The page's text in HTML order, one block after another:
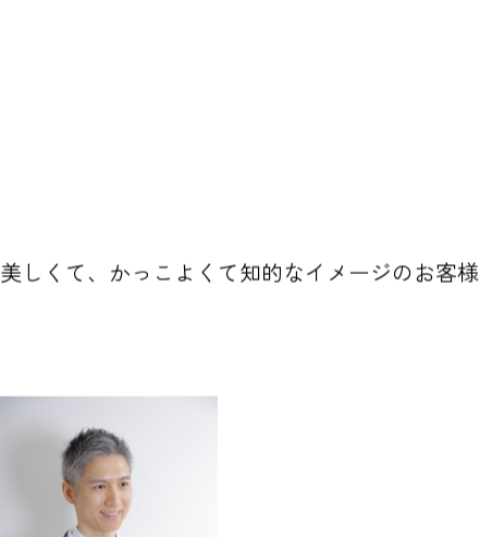
美しくて、かっこよくて知的なイメージのお客様